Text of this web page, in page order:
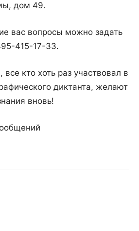
дом 49.
вас вопросы можно задать
415-17-33.
кто хоть раз участвовал в
диктанта, желают
вновь!